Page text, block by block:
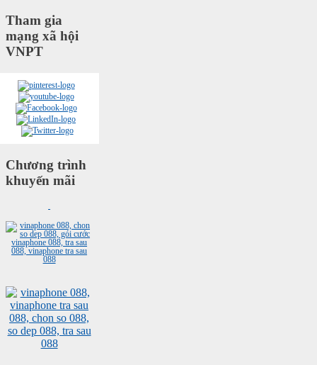
Tham gia
mạng xã hội
VNPT
Chương trình
khuyến mãi